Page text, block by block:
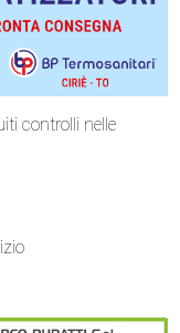
controlli nelle